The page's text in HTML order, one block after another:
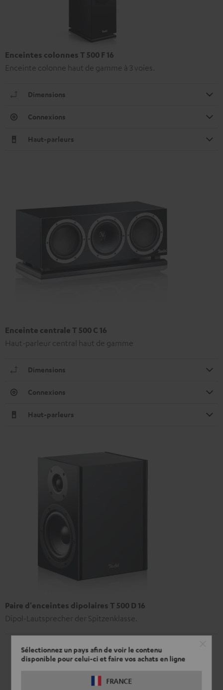
Sélectionnez un pays afin de voir le contenu
disponible pour celui-ci et faire vos achats en ligne
FRANCE
Enceintes colonnes T 500 F 16
Enceinte colonne haut de gamme à 3 voies.
Dimensions
Connexions
Haut-parleurs
Enceinte centrale T 500 C 16
Haut-parleur central haut de gamme
Dimensions
Connexions
Haut-parleurs
Paire d'enceintes dipolaires T 500 D 16
Dipol-Lautsprecher der Spitzenklasse.